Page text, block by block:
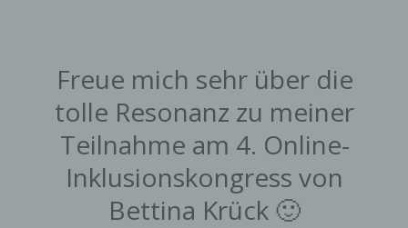
Freue mich sehr über die
tolle Resonanz zu meiner
Teilnahme am 4. Online-
Inklusionskongress von
Bettina Krück 🙂